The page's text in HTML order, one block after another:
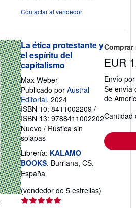
Contactar al vendedor
La ética protestante y
el espíritu del
capitalismo
Max Weber
Publicado por Austral
Editorial, 2024
ISBN 10: 8411002209 /
ISBN 13: 9788411002202
Nuevo / Rústica sin
solapas
Librería: KALAMO
BOOKS, Burriana, CS,
España
(vendedor de 5 estrellas)
EUR
Envío
Se envía
de
Cantidad